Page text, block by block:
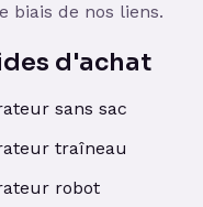
biais de nos liens.
d'achat
sans sac
traîneau
robot